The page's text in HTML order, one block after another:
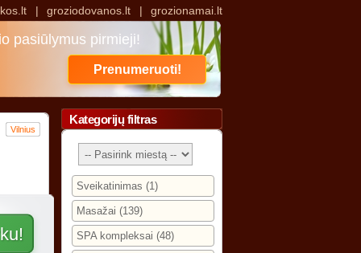
| groziodovanos.lt | grozionamai.lt
pasiūlymus pirmieji!
Prenumeruoti!
Vilnius
Kategorijų filtras
Sveikatinimas (1)
Masažai (139)
SPA kompleksai (48)